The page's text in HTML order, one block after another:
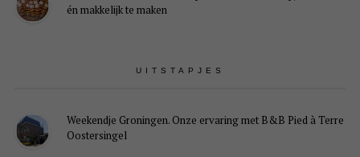
én makkelijk te maken
UITSTAPJES
Weekendje Groningen. Onze ervaring met B&B Pied à Terre
Oostersingel